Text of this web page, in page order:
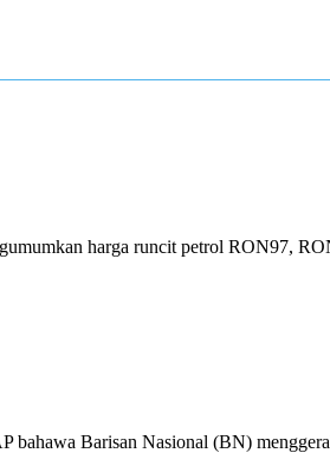
harga runcit petrol RON97,
Barisan Nasional (BN)